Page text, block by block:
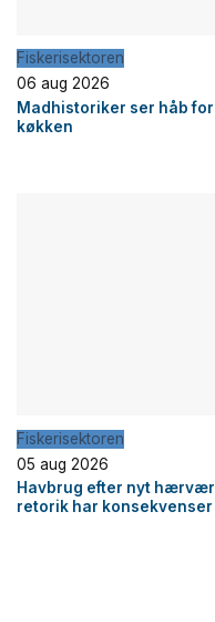
Fiskerisektoren
06 aug 2026
Madhistoriker ser håb
køkken
Fiskerisektoren
05 aug 2026
Havbrug efter nyt
retorik har konsekvenser